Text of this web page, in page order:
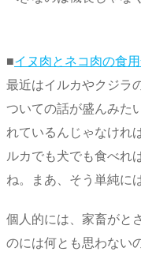
■イヌ肉とネコ肉の食
最近はイルカやクジラ
ついての話が盛んみた
れているんじゃなけれ
ルカでも犬でも食べれ
ね。まあ、そう単純に
個人的には、家畜がと
のには何とも思わない